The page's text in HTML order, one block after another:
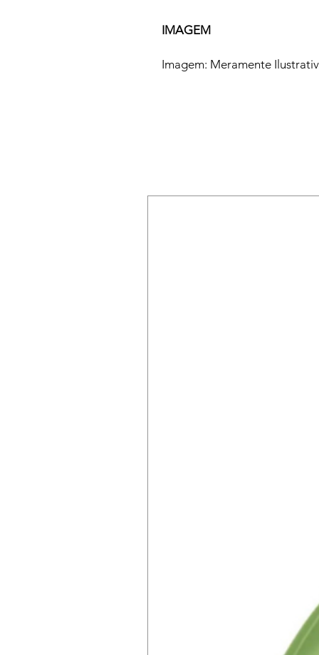
IMAGEM
Imagem: Meramente